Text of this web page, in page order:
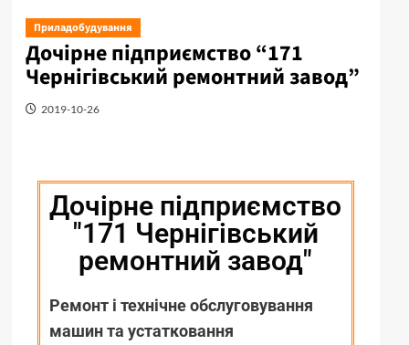
Приладобудування
Дочірне підприємство “171
Чернігівський ремонтний завод”
2019-10-26
Дочірне підприємство
"171 Чернігівський
ремонтний завод"
Ремонт і технічне обслуговування
машин та устатковання